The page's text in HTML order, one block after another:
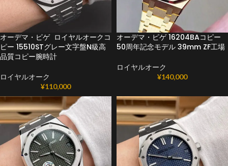
オーデマ・ピゲ ロイヤルオークコ
ピー 15510STグレー文字盤N級高
品質コピー腕時計
ロイヤルオーク
¥110,000
オーデマ・ピゲ 16204BAコピー
50周年記念モデル 39mm ZF工場
ロイヤルオーク
¥140,000